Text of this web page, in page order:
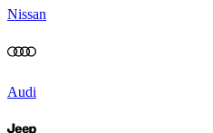
Nissan
Audi